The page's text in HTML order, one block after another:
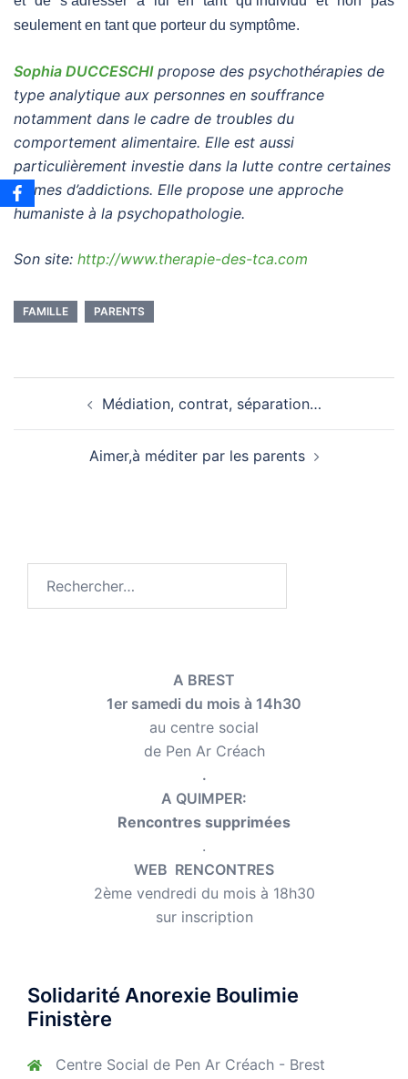
seulement en tant que porteur du symptôme.
Sophia DUCCESCHIpropose des psychothérapies de
type analytique aux personnes en souffrance
notamment dans le cadre de troubles du
comportement alimentaire. Elle est aussi
particulièrement investie dans la lutte contre certaines
formes d’addictions. Elle propose une approche
humaniste à la psychopathologie.
Son site: http://www.therapie-des-tca.com
FAMILLE PARENTS
d’article Médiation, contrat, séparation…
Aimer,à méditer par les parents
A BREST
1er samedi du mois à 14h30
au centre social
de Pen Ar Créach
.
A QUIMPER:
Rencontres supprimées
.
WEB RENCONTRES
2ème vendredi du mois à 18h30
sur inscription
Solidarité Anorexie Boulimie
Finistère
Centre Social de Pen Ar Créach - Brest